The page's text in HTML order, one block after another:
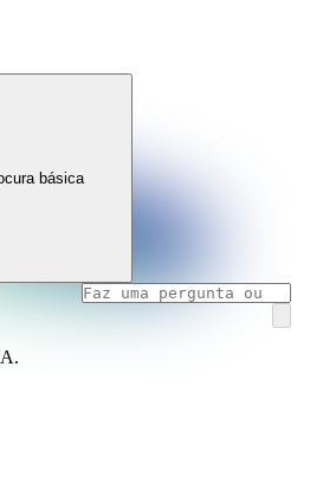
básica